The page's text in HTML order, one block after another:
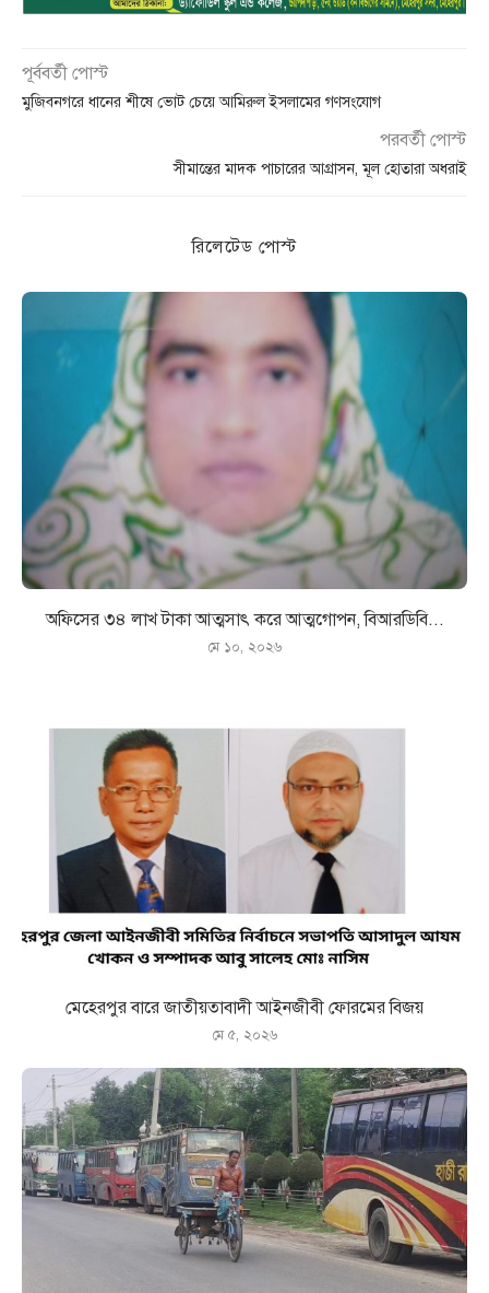
পূর্ববর্তী পোস্ট
মুজিবনগরে ধানের শীষে ভোট চেয়ে আমিরুল ইসলামের গণসংযোগ
পরবর্তী পোস্ট
সীমান্তের মাদক পাচারের আগ্রাসন, মূল হোতারা অধরাই
রিলেটেড পোস্ট
অফিসের ৩৪ লাখ টাকা আত্মসাৎ করে আত্মগোপন, বিআরডিবি...
মে ১০, ২০২৬
মেহেরপুর বারে জাতীয়তাবাদী আইনজীবী ফোরমের বিজয়
মে ৫, ২০২৬